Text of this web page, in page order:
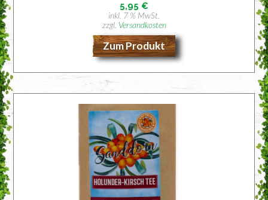
5,95 €
inkl. 7 % MwSt.
zzgl. Versandkosten
Zum Produkt